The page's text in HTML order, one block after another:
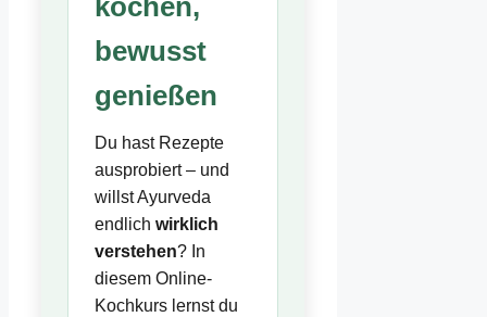
kochen,
bewusst
genießen
Du hast Rezepte
ausprobiert – und
willst Ayurveda
endlich wirklich
verstehen? In
diesem Online-
Kochkurs lernst du